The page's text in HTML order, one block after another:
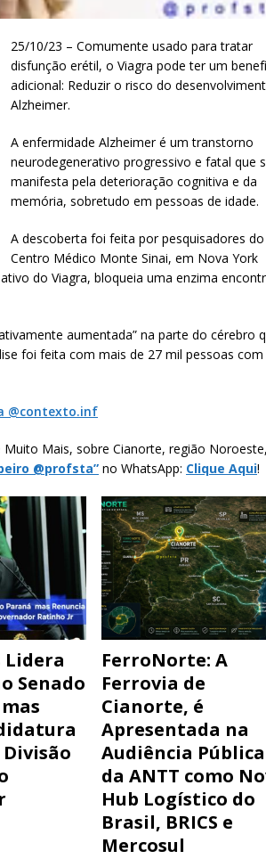
25/10/23 – Comumente usado para tratar
disfunção erétil, o Viagra pode ter um
adicional: Reduzir o risco do
Alzheimer.
A enfermidade Alzheimer é um transtorno
neurodegenerativo progressivo e fatal que
manifesta pela deterioração cognitiva e da
memória, sobretudo em pessoas de idade.
A descoberta foi feita por pesquisadores do
Centro Médico Monte Sinai, em Nova York
do Viagra, bloqueia uma enzima
aumentada” na parte do cérebro
foi feita com mais de 27 mil pessoas com
@contexto.inf
Mais, sobre Cianorte, região Noroeste,
@profsta” no WhatsApp: Clique Aqui!
Lidera
Senado
FerroNorte: A
Ferrovia de
Cianorte, é
Apresentada na
Audiência Pública
da ANTT como
Hub Logístico do
Brasil, BRICS e
Mercosul